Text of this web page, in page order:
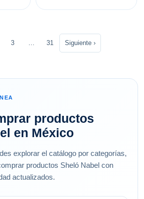
3 … 31 Siguiente ›
productos
en México
explorar el catálogo por categorías,
productos Sheló Nabel con
actualizados.